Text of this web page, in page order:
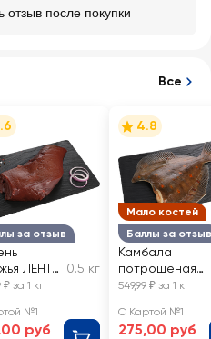
отзыв после покупки
Все
за отзыв
ЛЕНТА
0.5 кг
₽ за 1 кг
№1
руб
Мало костей
Баллы за отзыв
4.8
Камбала
потрошеная
без головы
весовая
549,99 ₽ за 1 кг
С Картой №1
275,00 руб